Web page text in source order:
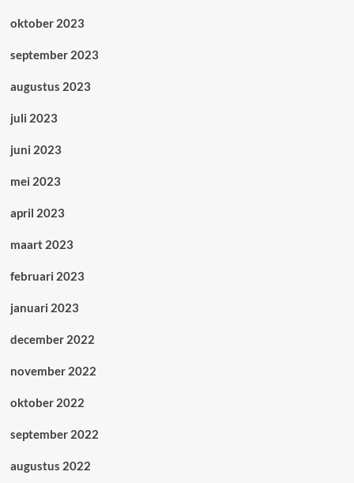
oktober 2023
september 2023
augustus 2023
juli 2023
juni 2023
mei 2023
april 2023
maart 2023
februari 2023
januari 2023
december 2022
november 2022
oktober 2022
september 2022
augustus 2022